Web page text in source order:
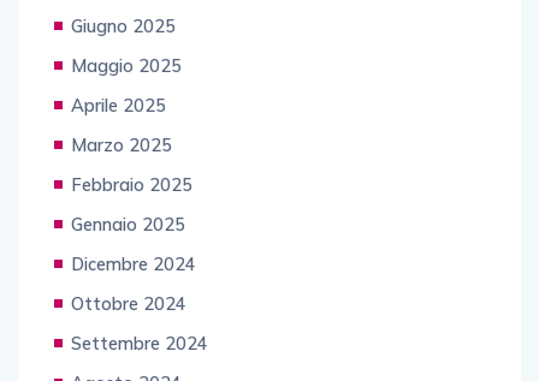
Giugno 2025
Maggio 2025
Aprile 2025
Marzo 2025
Febbraio 2025
Gennaio 2025
Dicembre 2024
Ottobre 2024
Settembre 2024